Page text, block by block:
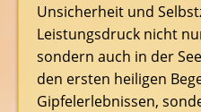
Unsicherheit und
Leistungsdruck nicht
sondern auch in der
den ersten heiligen
Gipfelerlebnissen,